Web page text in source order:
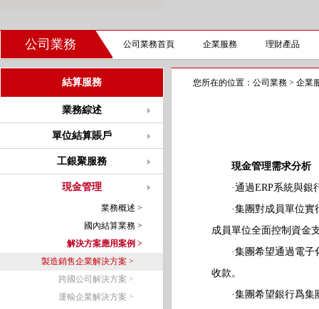
公司業務 公司業務首頁 企業服務 理財產品
結算服務
業務綜述
單位結算賬戶
工銀聚服務
現金管理
業務概述 >
國內結算業務 >
解決方案應用案例 >
製造銷售企業解決方案 >
跨國公司解決方案 >
運輸企業解決方案 >
您所在的位置： 公司業務 > 企業
現金管理需求分析
·通過ERP系統與銀
·集團對成員單位實行
成員單位全面控制資金
·集團希望通過電子化
收款。
·集團希望銀行爲集